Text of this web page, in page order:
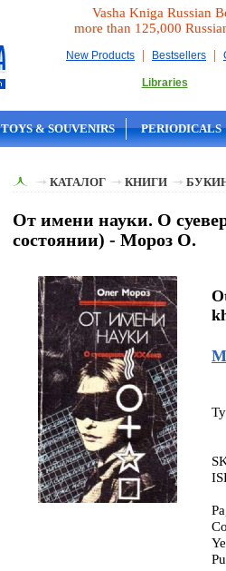
Vasha Kniga Russian
more than 125,000
New Products | Bestsellers |
Libraries
TOYS & SOUVENIRS PERIODICALS
КАТАЛОГ КНИГИ
От имени науки. О
состоянии) - Мороз О.